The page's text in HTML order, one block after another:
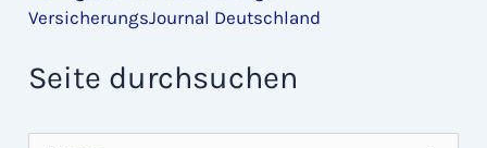
VersicherungsJournal Deutschland
Seite durchsuchen